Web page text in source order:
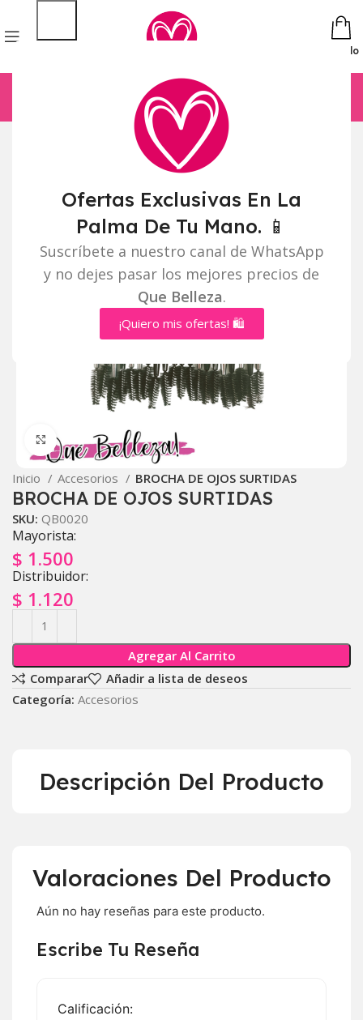
Ofertas Exclusivas En La
Palma De Tu Mano. 📱
Suscríbete a nuestro canal de WhatsApp
y no dejes pasar los mejores precios de
Que Belleza.
¡Quiero mis ofertas! 🛍️
Pedido
Click to enlarge
Inicio Accesorios BROCHA DE OJOS SURTIDAS
BROCHA DE OJOS SURTIDAS
SKU: QB0020
Mayorista:
$ 1.500
Distribuidor:
$ 1.120
Agregar Al Carrito
Comparar
Añadir a lista de deseos
Categoría: Accesorios
Descripción Del Producto
Valoraciones Del Producto
Aún no hay reseñas para este producto.
Escribe Tu Reseña
Calificación: